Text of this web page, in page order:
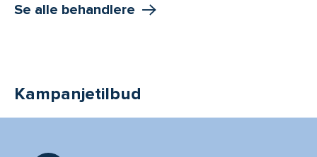
Se alle behandlere
Kampanjetilbud